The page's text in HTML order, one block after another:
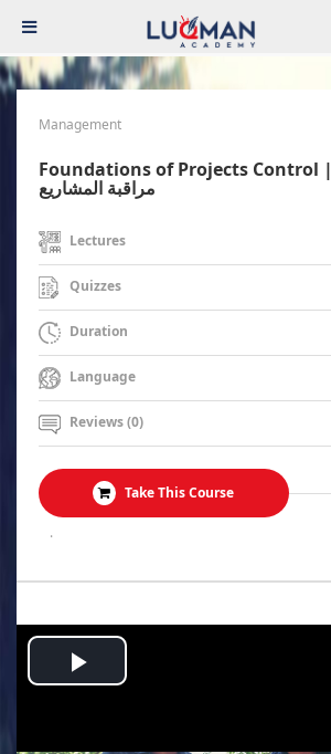
Management
Foundations of Projects Control | أسس ومهام
مراقبة المشاريع
Lectures
Quizzes
Duration
Language
Reviews (0)
Take This Course
.
Play